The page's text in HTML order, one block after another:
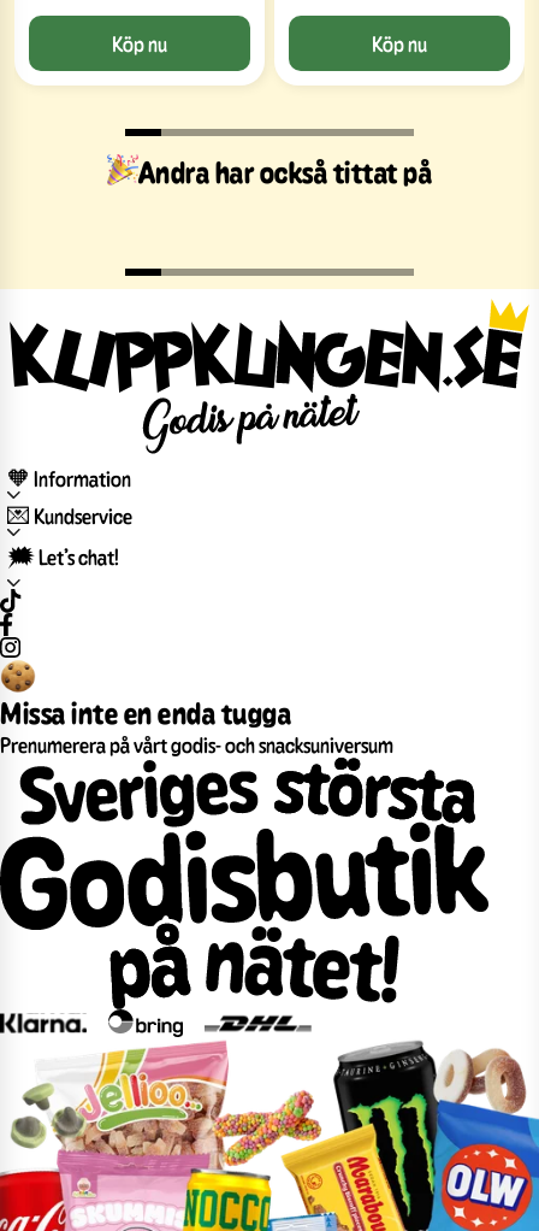
Köp nu Köp nu
Andra har också tittat på
🧡 Information
💌 Kundservice
🗯️ Let’s chat!
Missa inte en enda tugga
Prenumerera på vårt godis- och snacksuniversum